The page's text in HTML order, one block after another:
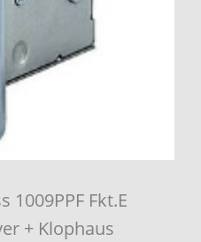
1009PPF Fkt.E
+ Klophaus